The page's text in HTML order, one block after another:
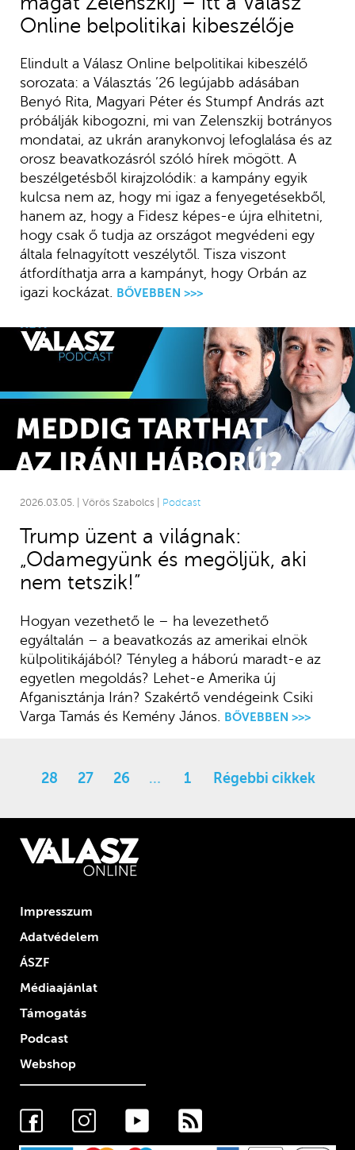
Online belpolitikai kibeszélője
Elindult a Válasz Online belpolitikai kibeszélő
sorozata: a Választás ’26 legújabb adásában
Benyó Rita, Magyari Péter és Stumpf András azt
próbálják kibogozni, mi van Zelenszkij botrányos
mondatai, az ukrán aranykonvoj lefoglalása és az
orosz beavatkozásról szóló hírek mögött. A
beszélgetésből kirajzolódik: a kampány egyik
kulcsa nem az, hogy mi igaz a fenyegetésekből,
hanem az, hogy a Fidesz képes-e újra elhitetni,
hogy csak ő tudja az országot megvédeni egy
általa felnagyított veszélytől. Tisza viszont
átfordíthatja arra a kampányt, hogy Orbán az
igazi kockázat. BŐVEBBEN >>>
2026.03.05. | Vörös Szabolcs | Podcast
Trump üzent a világnak:
„Odamegyünk és megöljük, aki
nem tetszik!”
Hogyan vezethető le – ha levezethető
egyáltalán – a beavatkozás az amerikai elnök
külpolitikájából? Tényleg a háború maradt-e az
egyetlen megoldás? Lehet-e Amerika új
Afganisztánja Irán? Szakértő vendégeink Csiki
Varga Tamás és Kemény János. BŐVEBBEN >>>
28 27 26 … 1 Régebbi cikkek
Impresszum
Adatvédelem
ÁSZF
Médiaajánlat
Támogatás
Podcast
Webshop